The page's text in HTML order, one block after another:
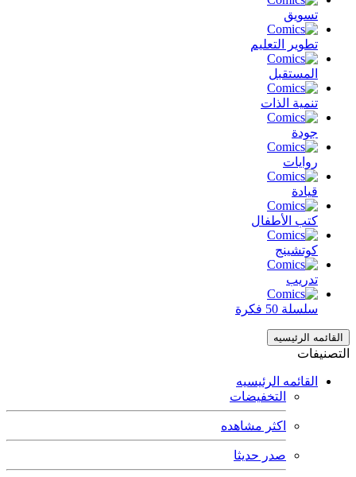
تسويق
تطوير التعليم
المستقبل
تنمية الذات
جودة
روايات
قيادة
كتب الأطفال
كوتشينج
تدريب
سلسلة 50 فكرة
القائمه الرئيسيه
التصنيفات
القائمه الرئيسيه
التخفيضات
اكثر مشاهده
صدر حديثا